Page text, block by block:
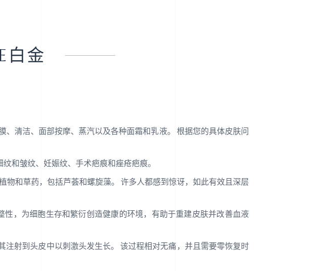
白金
清洁、面部按摩、蒸汽以及各种面霜和乳液。 根据您的具体皮肤问
和皱纹、妊娠纹、手术疤痕和痤疮疤痕。
物和草药，包括芦荟和螺旋藻。 许多人都感到惊讶，如此有效且深层
，为细胞生存和繁衍创造健康的环境，有助于重建皮肤并改善血液
射到头皮中以刺激头发生长。 该过程相对无痛，并且需要零恢复时